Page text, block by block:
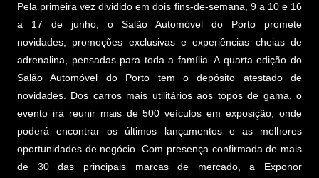
Pela primeira vez dividido em dois fins-de-semana, 9 a 10 e 16
a 17 de junho, o Salão Automóvel do Porto promete
novidades, promoções exclusivas e experiências cheias de
adrenalina, pensadas para toda a família. A quarta edição do
Salão Automóvel do Porto tem o depósito atestado de
novidades. Dos carros mais utilitários aos topos de gama, o
evento irá reunir mais de 500 veículos em exposição, onde
poderá encontrar os últimos lançamentos e as melhores
oportunidades de negócio. Com presença confirmada de mais
de 30 das principais marcas de mercado, a Exponor